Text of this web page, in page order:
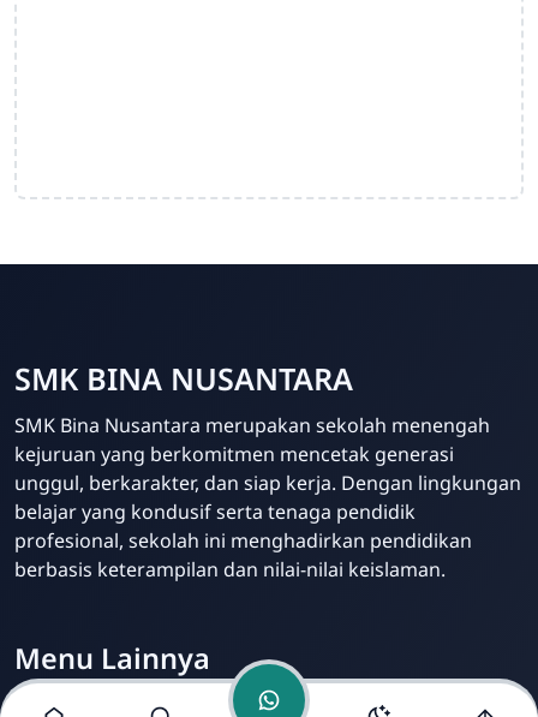
Admin Sekolah
Online
SMK BINA NUSANTARA
SMK Bina Nusantara merupakan sekolah menengah
kejuruan yang berkomitmen mencetak generasi
unggul, berkarakter, dan siap kerja. Dengan lingkungan
belajar yang kondusif serta tenaga pendidik
profesional, sekolah ini menghadirkan pendidikan
berbasis keterampilan dan nilai-nilai keislaman.
Menu Lainnya
Visi dan Misi